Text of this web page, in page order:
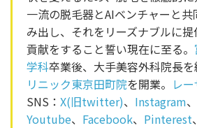
一流の脱毛器とAIベンチャーと
み出し、それをリーズナブルに
貢献をすること誓い現在に至る。
学科卒業後、大手美容外科院長を
リニック東京田町院を開業。 レ
SNS： X(旧twitter)、 Instagram、
Youtube、 Facebook、 Pinterest、